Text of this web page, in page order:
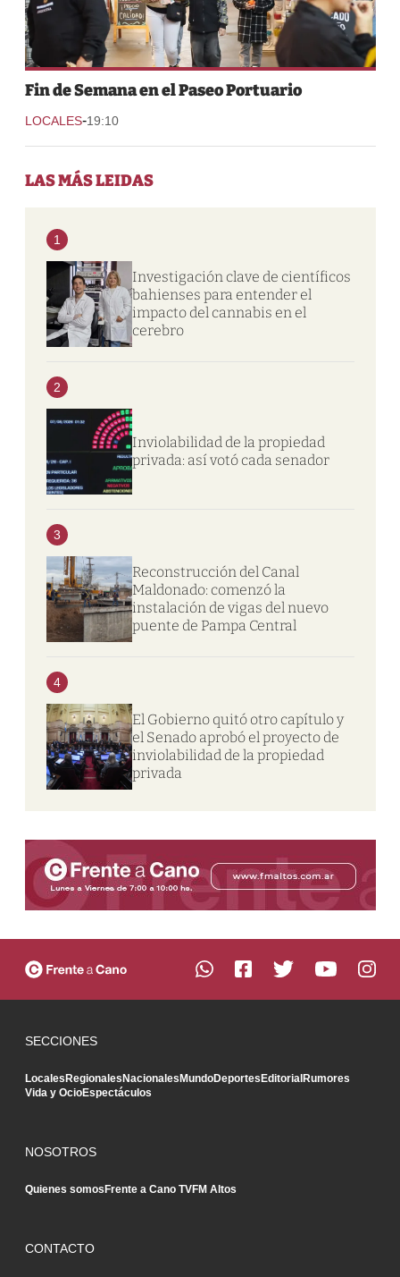
Fin de Semana en el Paseo Portuario
LOCALES-19:10
LAS MÁS LEIDAS
1
Investigación clave de científicos
bahienses para entender el
impacto del cannabis en el
cerebro
2
Inviolabilidad de la propiedad
privada: así votó cada senador
3
Reconstrucción del Canal
Maldonado: comenzó la
instalación de vigas del nuevo
puente de Pampa Central
4
El Gobierno quitó otro capítulo y
el Senado aprobó el proyecto de
inviolabilidad de la propiedad
privada
SECCIONES
LocalesRegionalesNacionalesMundoDeportesEditorialRumores
Vida y OcioEspectáculos
NOSOTROS
Quienes somosFrente a Cano TVFM Altos
CONTACTO